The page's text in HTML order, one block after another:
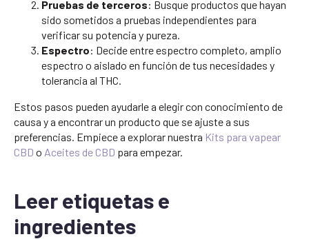
Pruebas de terceros: Busque productos que hayan
sido sometidos a pruebas independientes para
verificar su potencia y pureza.
Espectro: Decide entre espectro completo, amplio
espectro o aislado en función de tus necesidades y
tolerancia al THC.
Estos pasos pueden ayudarle a elegir con conocimiento de
causa y a encontrar un producto que se ajuste a sus
preferencias. Empiece a explorar nuestra Kits para vapear
CBD o Aceites de CBD para empezar.
Leer etiquetas e
ingredientes